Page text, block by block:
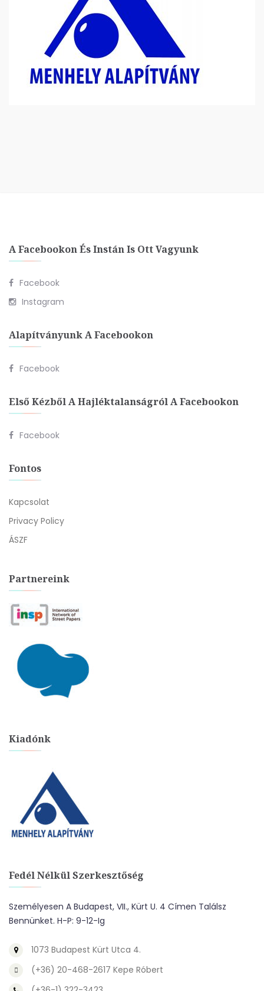
A Facebookon És Instán Is Ott Vagyunk
Facebook
Instagram
Alapítványunk A Facebookon
Facebook
Első Kézből A Hajléktalanságról A Facebookon
Facebook
Fontos
Kapcsolat
Privacy Policy
ÁSZF
Partnereink
Kiadónk
Fedél Nélkül Szerkesztőség
Személyesen A Budapest, VII., Kürt U. 4 Címen Találsz
Bennünket. H-P: 9-12-Ig
1073 Budapest Kürt Utca 4.
(+36) 20-468-2617 Kepe Róbert